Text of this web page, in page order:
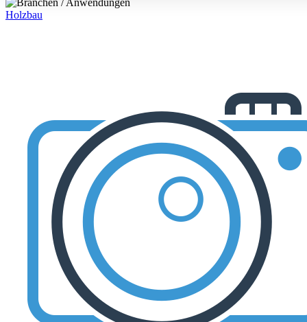
Holzbau